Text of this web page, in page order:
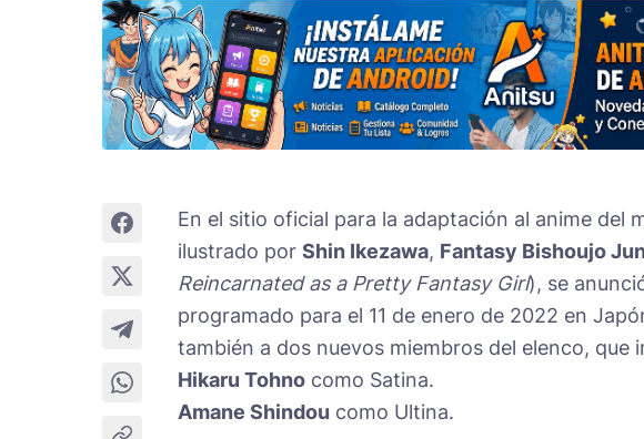
En el sitio oficial para la adaptación al anime del
ilustrado por Shin Ikezawa, Fantasy Bishoujo
Reincarnated as a Pretty Fantasy Girl), se
programado para el 11 de enero de 2022 en
también a dos nuevos miembros del elenco, que
Hikaru Tohno como Satina.
Amane Shindou como Ultina.